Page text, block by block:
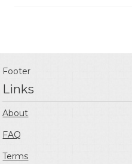
Footer
Links
About
FAQ
Terms